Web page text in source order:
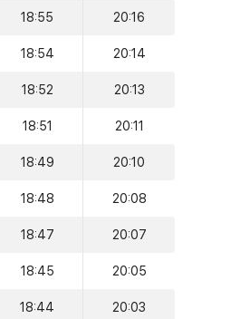
18:55 20:16
18:54 20:14
18:52 20:13
18:51 20:11
18:49 20:10
18:48 20:08
18:47 20:07
18:45 20:05
18:44 20:03